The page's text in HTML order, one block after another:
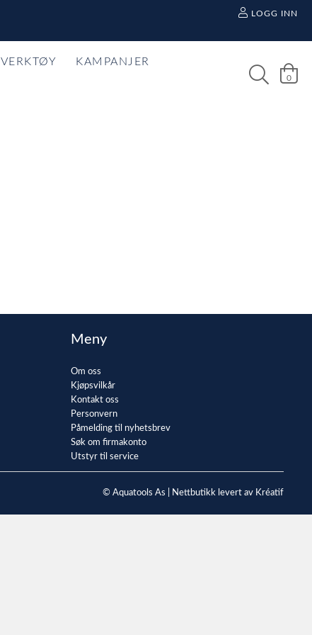
LOGG INN
VERKTØY KAMPANJER
0
Meny
Om oss
Kjøpsvilkår
Kontakt oss
Personvern
Påmelding til nyhetsbrev
Søk om firmakonto
Utstyr til service
© Aquatools As | Nettbutikk levert av Kréatif